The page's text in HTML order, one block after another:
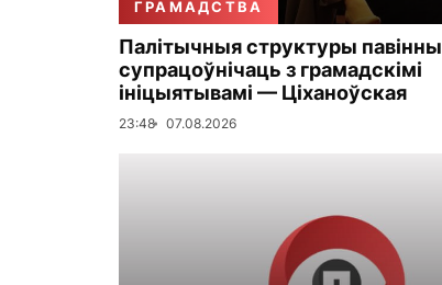
ГРАМАДСТВА
Палітычныя структуры павінны
супрацоўнічаць з грамадскімі
ініцыятывамі — Ціханоўская
23:48 07.08.2026